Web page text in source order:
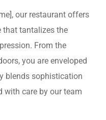
our restaurant offers
that tantalizes the
From the
you are enveloped
blends sophistication
with care by our team